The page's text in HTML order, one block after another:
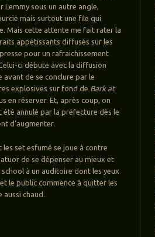
sous un autre angle,
mais surtout une file qui
Mais cette attente me fait rater la
appétissants diffusés sur les
pour un rafraichissement
ci débute avec la diffusion
avant de se conclure par le
explosives sur fond de Bark at
en réserver. Et, après coup, on
été annulé par la préfecture dès le
d’augmenter.
les set esfumé se joue à contre
de se dépenser au mieux et
à un auditoire dont les yeux
le public commence à quitter les
aussi chaud.